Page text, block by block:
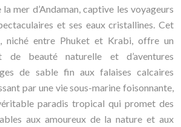
mer d’Andaman, captive les voyageurs
et ses eaux cristallines. Cet
niché entre Phuket et Krabi, offre un
de beauté naturelle et d’aventures
de sable fin aux falaises calcaires
par une vie sous-marine foisonnante,
paradis tropical qui promet des
aux amoureux de la nature et aux